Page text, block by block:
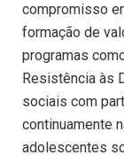
compromisso
formação de
programas
Resistência às
sociais com
continuamente
adolescentes